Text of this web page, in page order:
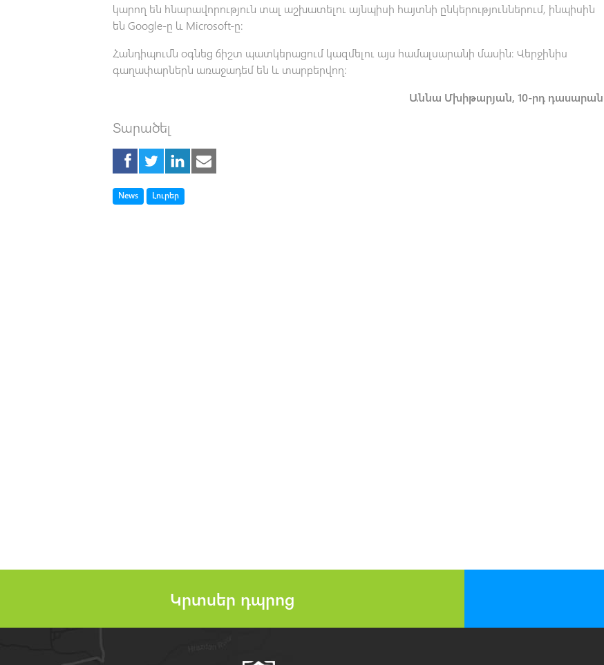
կարող են հնարավորություն տալ աշխատելու այնպիսի հայտնի ընկերություններում, ինպիսին
են Google-ը և Microsoft-ը։
Հանդիպումն օգնեց ճիշտ պատկերացում կազմելու այս համալսարանի մասին։ Վերջինիս
գաղափարներն առաջադեմ են և տարբերվող։
Աննա Մխիթարյան, 10-րդ դասարան
Տարածել
TagNews TagԼուրեր
Կրտսեր դպրոց